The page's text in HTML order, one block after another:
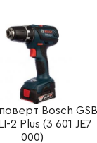
Bosch GSB
2 Plus (3 601 JE7
000)